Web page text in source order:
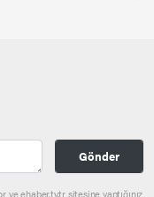
Gönder
ehaber.tv.tr sitesine yaptığınız